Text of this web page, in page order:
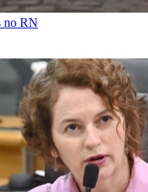
no RN